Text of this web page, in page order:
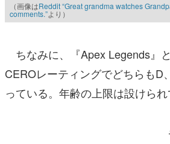
（画像はReddit “Great grandma watches
comments.”より）
ちなみに、『Apex Legends』
CEROレーティングでどちらもD
っている。年齢の上限は設けられ